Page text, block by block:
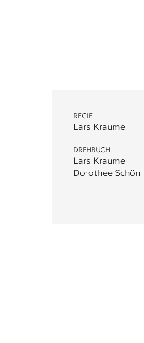
REGIE
Lars Kraume
DREHBUCH
Lars Kraume
Dorothee Schön